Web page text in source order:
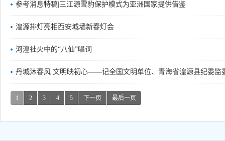
参考消息特稿|三江源雪豹保护模式为亚洲国家提供借鉴
湟源排灯亮相西安城墙新春灯会
河湟社火中的“八仙”唱词
丹城沐春风 文明映初心——记全国文明单位、青海省湟源县纪委监
1 2 3 4 5 下一页 最后一页